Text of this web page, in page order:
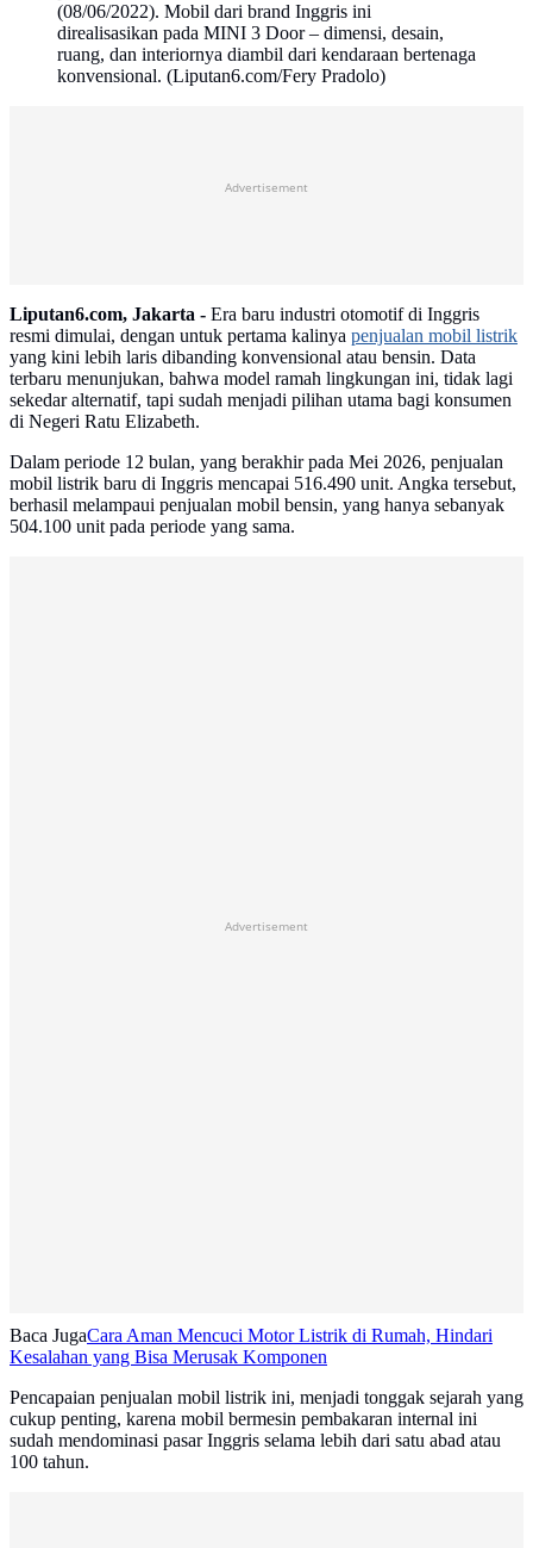
(08/06/2022). Mobil dari brand Inggris ini
direalisasikan pada MINI 3 Door – dimensi, desain,
ruang, dan interiornya diambil dari kendaraan bertenaga
konvensional. (Liputan6.com/Fery Pradolo)
Advertisement
Liputan6.com, Jakarta - Era baru industri otomotif di Inggris
resmi dimulai, dengan untuk pertama kalinya penjualan mobil listrik
yang kini lebih laris dibanding konvensional atau bensin. Data
terbaru menunjukan, bahwa model ramah lingkungan ini, tidak lagi
sekedar alternatif, tapi sudah menjadi pilihan utama bagi konsumen
di Negeri Ratu Elizabeth.
Dalam periode 12 bulan, yang berakhir pada Mei 2026, penjualan
mobil listrik baru di Inggris mencapai 516.490 unit. Angka tersebut,
berhasil melampaui penjualan mobil bensin, yang hanya sebanyak
504.100 unit pada periode yang sama.
Advertisement
Baca JugaCara Aman Mencuci Motor Listrik di Rumah, Hindari
Kesalahan yang Bisa Merusak Komponen
Pencapaian penjualan mobil listrik ini, menjadi tonggak sejarah yang
cukup penting, karena mobil bermesin pembakaran internal ini
sudah mendominasi pasar Inggris selama lebih dari satu abad atau
100 tahun.